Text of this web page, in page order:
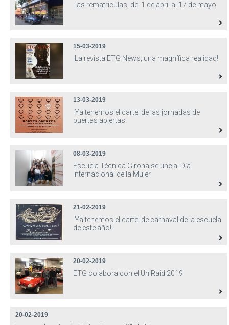
Las rematriculas, del 1 de abril al 17 de mayo
15-03-2019
¡La revista ETG News, una magnífica realidad!
13-03-2019
¡Ya tenemos el cartel de las jornadas de
puertas abiertas!
08-03-2019
Escuela Técnica Girona se une al Día
Internacional de la Mujer
21-02-2019
¡Ya tenemos el cartel de carnaval de la escuela
de este año!
20-02-2019
ETG colabora con el UniRaid 2019
20-02-2019